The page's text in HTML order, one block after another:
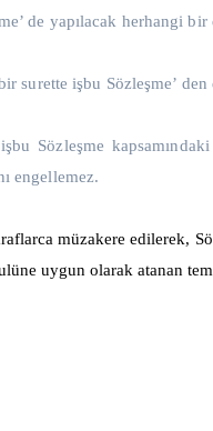
de yapılacak herhangi
surette işbu Sözleşme’
işbu Sözleşme
engellemez.
müzakere edilerek,
uygun olarak atanan